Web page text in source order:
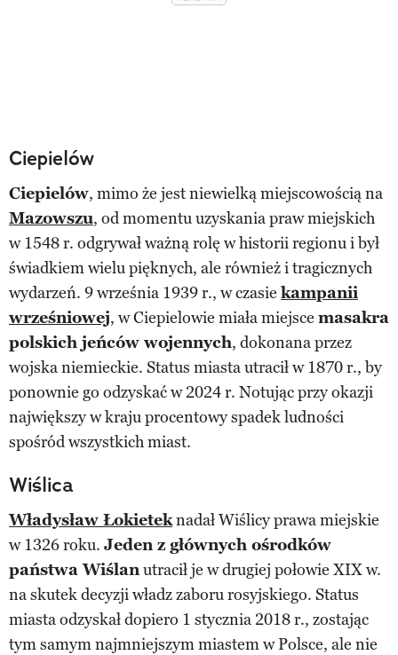
Ciepielów
Ciepielów, mimo że jest niewielką miejscowością na
Mazowszu, od momentu uzyskania praw miejskich
w 1548 r. odgrywał ważną rolę w historii regionu i był
świadkiem wielu pięknych, ale również i tragicznych
wydarzeń. 9 września 1939 r., w czasie kampanii
wrześniowej, w Ciepielowie miała miejsce masakra
polskich jeńców wojennych, dokonana przez
wojska niemieckie. Status miasta utracił w 1870 r., by
ponownie go odzyskać w 2024 r. Notując przy okazji
największy w kraju procentowy spadek ludności
spośród wszystkich miast.
Wiślica
Władysław Łokieteknadał Wiślicy prawa miejskie
w 1326 roku. Jeden z głównych ośrodków
państwa Wiślanutracił je w drugiej połowie XIX w.
na skutek decyzji władz zaboru rosyjskiego. Status
miasta odzyskał dopiero 1 stycznia 2018 r., zostając
tym samym najmniejszym miastem w Polsce, ale nie